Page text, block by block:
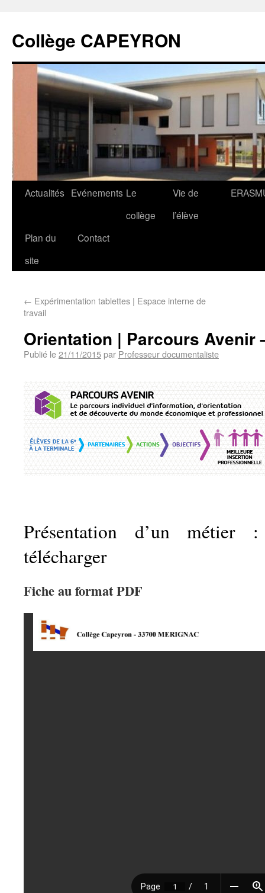
Collège CAPEYRON
Actualités Evénements Le
collège
Vie de
l’élève
Plan du
site
Contact
← Expérimentation tablettes | Espace interne de
travail
Orientation | Parcours Avenir
Publié le21/11/2015par Professeur documentaliste
Présentation d’un
télécharger
Fiche au format PDF